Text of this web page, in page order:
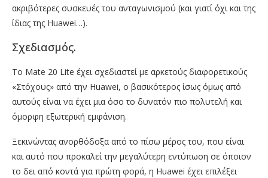
ακριβότερες συσκευές του ανταγωνισμού (και γιατί όχι και της
ίδιας της Huawei…).
Σχεδιασμός.
Το Mate 20 Lite έχει σχεδιαστεί με αρκετούς διαφορετικούς
«Στόχους» από την Huawei, ο βασικότερος ίσως όμως από
αυτούς είναι να έχει μια όσο το δυνατόν πιο πολυτελή και
όμορφη εξωτερική εμφάνιση.
Ξεκινώντας ανορθόδοξα από το πίσω μέρος του, που είναι
και αυτό που προκαλεί την μεγαλύτερη εντύπωση σε όποιον
το δει από κοντά για πρώτη φορά, η Huawei έχει επιλέξει